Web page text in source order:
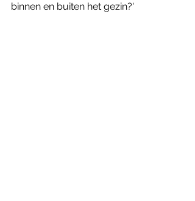
binnen en buiten het gezin?'